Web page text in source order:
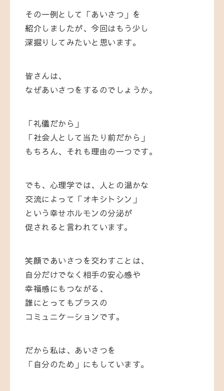
その一例として「あいさつ」を
紹介しましたが、今回はもう少し
深掘りしてみたいと思います。
皆さんは、
なぜあいさつをするのでしょうか。
「礼儀だから」
「社会人として当たり前だから」
もちろん、それも理由の一つです。
でも、心理学では、人との温かな
交流によって「オキシトシン」
という幸せホルモンの分泌が
促されると言われています。
笑顔であいさつを交わすことは、
自分だけでなく相手の安心感や
幸福感にもつながる、
誰にとってもプラスの
コミュニケーションです。
だから私は、あいさつを
「自分のため」にもしています。